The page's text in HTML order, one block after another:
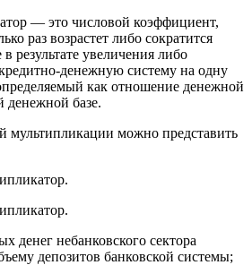
— это числовой коэффициент,
раз возрастет либо сократится
результате увеличения либо
денежную систему на одну
как отношение денежной
денежной базе.
мультипликации можно представить
денег небанковского сектора
депозитов банковской системы;